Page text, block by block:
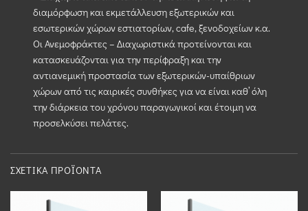
διαμόρφωση και εκμετάλλευση εξωτερικών και
εσωτερικών χώρων εστιατορίων, cafe, ξενοδοχείων κ.α.
Οι Ανεμοφράκτες – Διαχωριστικά προτείνονται και
κατασκευάζονται για την περίφραξη και την
αντιανεμική προστασία των εξωτερικών-υπαίθριων
χώρων από τις καιρικές συνθήκες για να είναι καθ’ όλη
την διάρκεια του χρόνου παραγωγικοί και έτοιμη να
προσελκύσει πελάτες.
ΣΧΕΤΙΚΆ ΠΡΟΪΌΝΤΑ